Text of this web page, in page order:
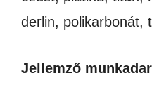
derlin, polikarbonát,
Jellemző